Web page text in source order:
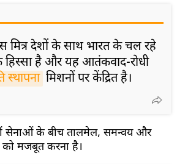
देशों के साथ भारत के चल रहे
हिस्सा है और यह आतंकवाद-रोधी
स्थापना मिशनों पर केंद्रित है।
सेनाओं के बीच तालमेल, समन्वय और
मजबूत करना है।